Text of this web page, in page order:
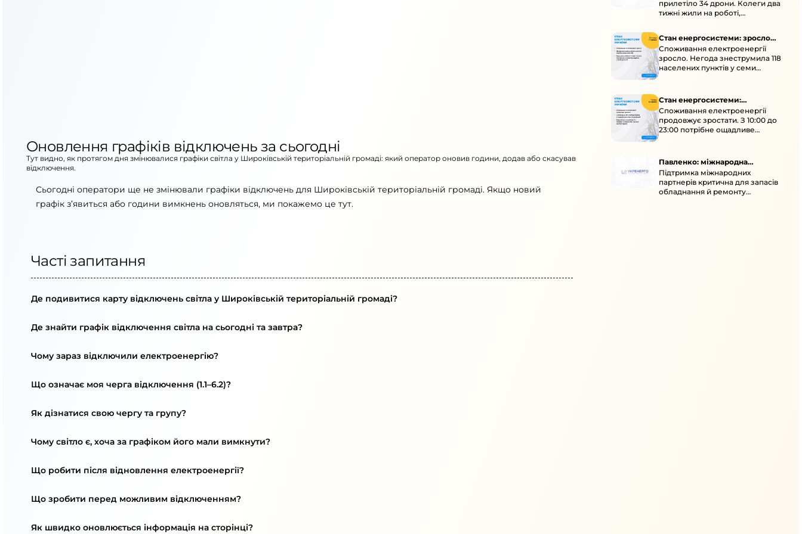
Оновлення графіків відключень за сьогодні
Тут видно, як протягом дня змінювалися графіки світла у Широківській територіальній громаді: який оператор оновив години, додав або скасував
відключення.
Сьогодні оператори ще не змінювали графіки відключень для Широківській територіальній громаді. Якщо новий
графік з’явиться або години вимкнень оновляться, ми покажемо це тут.
Часті запитання
Де подивитися карту відключень світла у Широківській територіальній громаді?
Де знайти графік відключення світла на сьогодні та завтра?
Чому зараз відключили електроенергію?
Що означає моя черга відключення (1.1–6.2)?
Як дізнатися свою чергу та групу?
Чому світло є, хоча за графіком його мали вимкнути?
Що робити після відновлення електроенергії?
Що зробити перед можливим відключенням?
Як швидко оновлюється інформація на сторінці?
прилетіло 34 дрони. Колеги два
тижні жили на роботі,
Стан енергосистеми: зросло
споживання через негоду
Споживання електроенергії
зросло. Негода знеструмила 118
населених пунктів у семи
областях. Обмежте
електроприладами 10:00–23:00.
Стан енергосистеми:
споживання зростає
Споживання електроенергії
продовжує зростати. З 10:00 до
23:00 потрібне ощадливе
енергоспоживання, а
перенести на нічні години.
Павленко: міжнародна
підтримка для стійкості
енергосистеми
Підтримка міжнародних
партнерів критична для запасів
обладнання й ремонту